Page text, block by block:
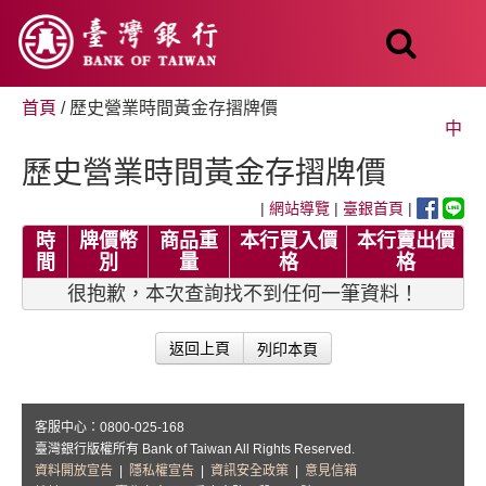
跳
至
主
要
內
容
中
首頁 / 歷史營業時間黃金存摺牌價
歷史營業時間黃金存摺牌價
| 網站導覽 | 臺銀首頁 |
時
間
牌價幣
別
商品重
量
本行買入價
格
本行賣出價
格
很抱歉，本次查詢找不到任何一筆資料！
返回上頁 列印本頁
客服中心：0800-025-168
臺灣銀行版權所有 Bank of Taiwan All Rights Reserved.
資料開放宣告
隱私權宣告 資訊安全政策
意見信箱